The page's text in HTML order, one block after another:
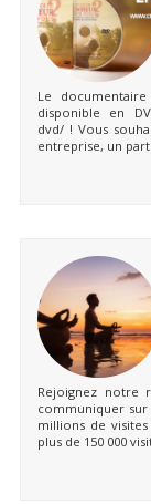
Le
disponible en
dvd/ ! Vous
entreprise, un
Rejoignez notre
communiquer sur
millions de
plus de 150 000